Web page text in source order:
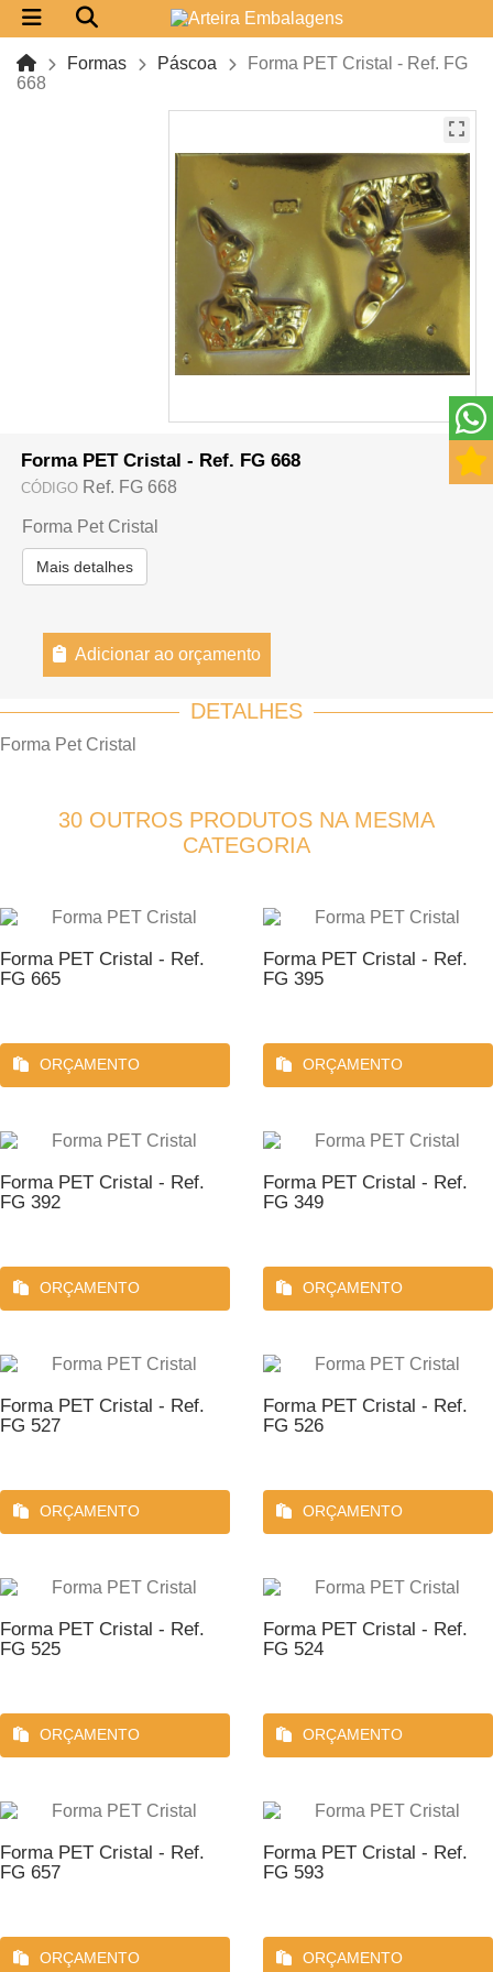
Formas Páscoa
Forma PET Cristal - Ref. FG
668
Forma PET Cristal - Ref. FG 668
CÓDIGO Ref. FG 668
Forma Pet Cristal
Mais detalhes
Adicionar ao orçamento
DETALHES
Forma Pet Cristal
30 OUTROS PRODUTOS NA MESMA
CATEGORIA
Forma PET Cristal - Ref.
FG 665
ORÇAMENTO
Forma PET Cristal - Ref.
FG 395
ORÇAMENTO
Forma PET Cristal - Ref.
FG 392
ORÇAMENTO
Forma PET Cristal - Ref.
FG 349
ORÇAMENTO
Forma PET Cristal - Ref.
FG 527
ORÇAMENTO
Forma PET Cristal - Ref.
FG 526
ORÇAMENTO
Forma PET Cristal - Ref.
FG 525
ORÇAMENTO
Forma PET Cristal - Ref.
FG 524
ORÇAMENTO
Forma PET Cristal - Ref.
FG 657
ORÇAMENTO
Forma PET Cristal - Ref.
FG 593
ORÇAMENTO